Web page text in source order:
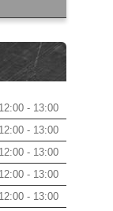
12:00
13:00
12:00
13:00
12:00
13:00
12:00
13:00
12:00
13:00